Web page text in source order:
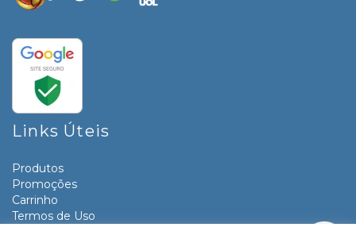
Links Úteis
Produtos
Promoções
Carrinho
Termos de Uso